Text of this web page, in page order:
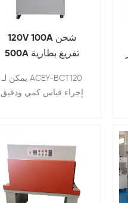
120V 100A شحن
500A تفريغ بطارية
يمكن لـ ACEY-BCT120
إجراء قياس كمي ودقيق
المقاومة الداخلية ، الشحن
، التفريغ ، حماية التيار
الزائد ، حماية ماس
كهربائى ووظائف أخرى